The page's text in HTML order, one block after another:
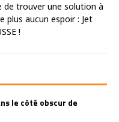
de trouver une solution à
plus aucun espoir : Jet
!
le côté obscur de